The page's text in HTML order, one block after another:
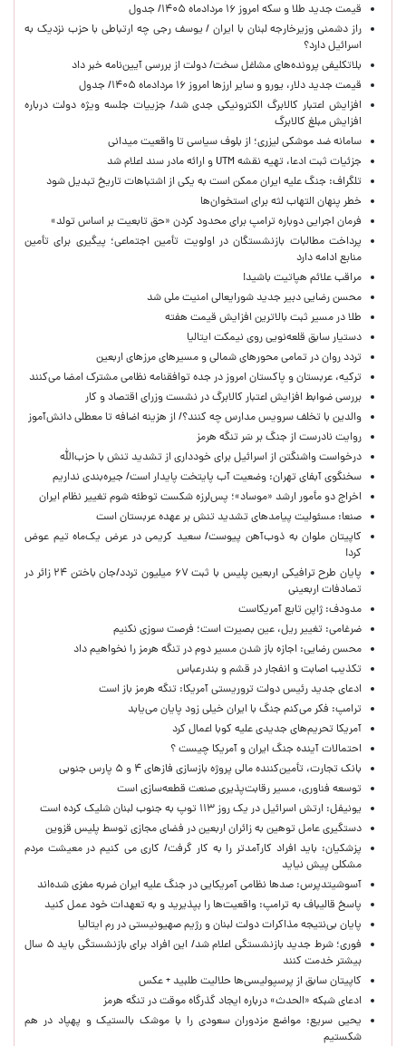
قیمت جدید طلا و سکه امروز ۱۶ مردادماه ۱۴۰۵/ جدول
راز دشمنی وزیرخارجه لبنان با ایران / یوسف رجی چه ارتباطی با حزب نزدیک به
اسرائیل دارد؟
بلاتکلیفی پرونده‌های مشاغل سخت/ دولت از بررسی آیین‌نامه خبر داد
قیمت جدید دلار، یورو و سایر ارزها امروز ۱۶ مردادماه ۱۴۰۵/ جدول
افزایش اعتبار کالابرگ الکترونیکی جدی شد/ جزییات جلسه ویژه دولت درباره
افزایش مبلغ کالابرگ
سامانه ضد موشکی لیزری؛ از بلوف سیاسی تا واقعیت میدانی
جزئیات ثبت ادعا، تهیه نقشه UTM و ارائه مادر سند اعلام شد
تلگراف: جنگ علیه ایران ممکن است به یکی از اشتباهات تاریخ تبدیل شود
خطر پنهان التهاب لثه برای استخوان‌ها
فرمان اجرایی دوباره ترامپ برای محدود کردن «حق تابعیت بر اساس تولد»
پرداخت مطالبات بازنشستگان در اولویت تأمین اجتماعی؛ پیگیری برای تأمین
منابع ادامه دارد
مراقب علائم هپاتیت باشید!
محسن رضایی دبیر جدید شورایعالی امنیت ملی شد
طلا در مسیر ثبت بالاترین افزایش قیمت هفته
دستیار سابق قلعه‌نویی روی نیمکت ایتالیا
تردد روان در تمامی محورهای شمالی و مسیرهای مرزهای اربعین
ترکیه، عربستان و پاکستان امروز در جده توافقنامه نظامی مشترک امضا می‌کنند
بررسی ضوابط افزایش اعتبار کالابرگ در نشست وزرای اقتصاد و کار
والدین با تخلف سرویس مدارس چه کنند؟/ از هزینه اضافه تا معطلی دانش‌آموز
روایت نادرست از جنگ بر سَر تنگه هرمز
درخواست واشنگتن از اسرائیل برای خودداری از تشدید تنش با حزب‌الله
سخنگوی آبفای تهران: وضعیت آب پایتخت پایدار است/ جیره‌بندی نداریم
اخراج دو مأمور ارشد «موساد»؛ پس‌لرزه شکست توطئه شوم تغییر نظام ایران
صنعا: مسئولیت پیامدهای تشدید تنش بر عهده عربستان است
کاپیتان ملوان به ذوب‌آهن پیوست/ سعید کریمی در عرض یک‌ماه تیم عوض
کرد!
پایان طرح ترافیکی اربعین پلیس با ثبت ۶۷ میلیون تردد/جان باختن ۲۴ زائر در
تصادفات اربعینی
مدودف: ژاپن تابع آمریکاست
ضرغامی: تغییر ریل، عین بصیرت است؛ فرصت سوزی نکنیم
محسن رضایی: اجازه باز شدن مسیر دوم در تنگه هرمز را نخواهیم داد
تکذیب اصابت و انفجار در قشم و بندرعباس
ادعای جدید رئیس دولت تروریستی آمریکا: تنگه هرمز باز است
ترامپ: فکر می‌کنم جنگ با ایران خیلی زود پایان می‌یابد
آمریکا تحریم‌های جدیدی علیه کوبا اعمال کرد
احتمالات آینده جنگ ایران و آمریکا چیست ؟
بانک تجارت، تأمین‌کننده مالی پروژه بازسازی فازهای ۴ و ۵ پارس جنوبی
توسعه فناوری، مسیر رقابت‌پذیری صنعت قطعه‌سازی است
یونیفل: ارتش اسرائیل در یک روز ۱۱۳ توپ به جنوب لبنان شلیک کرده است
دستگیری عامل توهین به زائران اربعین در فضای مجازی توسط پلیس قزوین
پزشکیان: باید افراد کارآمدتر را به کار گرفت/ کاری می کنیم در معیشت مردم
مشکلی پیش نیاید
آسوشیتدپرس: صدها نظامی آمریکایی در جنگ علیه ایران ضربه مغزی شده‌اند
پاسخ قالیباف به ترامپ: واقعیت‌ها را بپذیرید و به تعهدات خود عمل کنید
پایان بی‌نتیجه مذاکرات دولت لبنان و رژیم صهیونیستی در رم ایتالیا
فوری؛ شرط جدید بازنشستگی اعلام شد/ این افراد برای بازنشستگی باید ۵ سال
بیشتر خدمت کنند
کاپیتان سابق از پرسپولیسی‌ها حلالیت طلبید + عکس
ادعای شبکه «الحدث» درباره ایجاد گذرگاه موقت در تنگه هرمز
یحیی سریع: مواضع مزدوران سعودی را با موشک بالستیک و پهپاد در هم
شکستیم